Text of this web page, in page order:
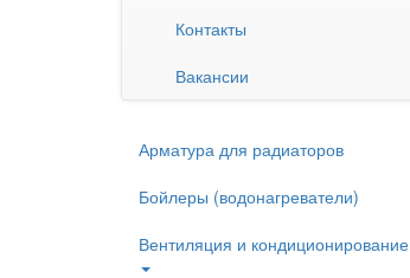
Контакты
Вакансии
Арматура для радиаторов
Бойлеры (водонагреватели)
Вентиляция и кондиционирование